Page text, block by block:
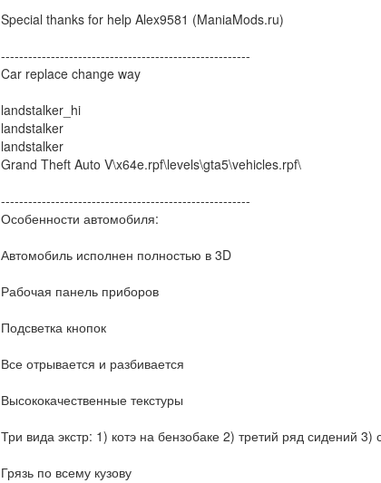
Special thanks for help Alex9581 (ManiaMods.ru)
-------------------------------------------------------
Car replace change way
landstalker_hi
landstalker
landstalker
Grand Theft Auto V\x64e.rpf\levels\gta5\vehicles.rpf\
-------------------------------------------------------
Особенности автомобиля:
Автомобиль исполнен полностью в 3D
Рабочая панель приборов
Подсветка кнопок
Все отрывается и разбивается
Высококачественные текстуры
Три вида экстр: 1) котэ на бензобаке 2) третий ряд сидений 3)
Грязь по всему кузову